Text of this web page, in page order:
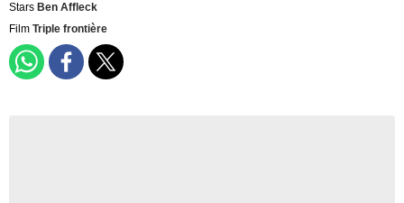
Stars Ben Affleck
Film Triple frontière